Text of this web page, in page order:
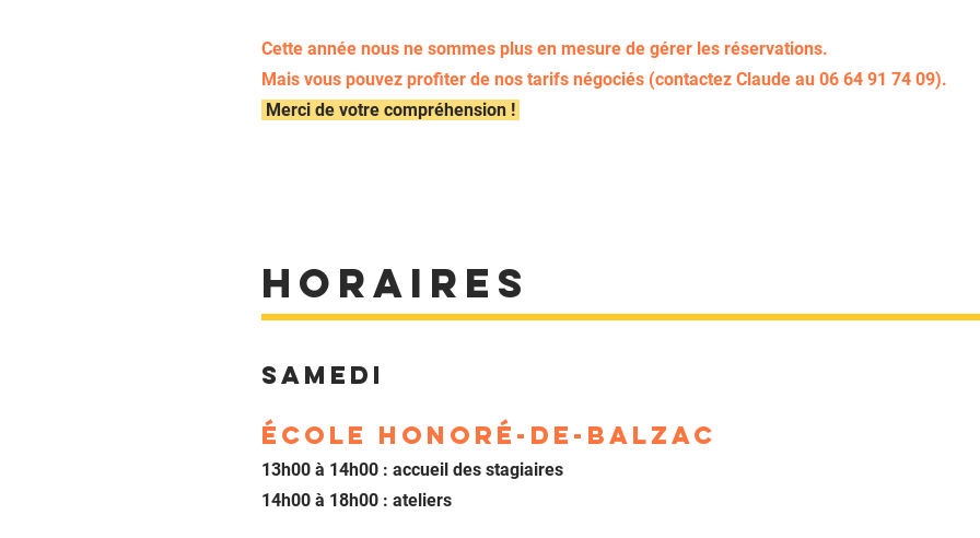
Cette année nous ne sommes plus en mesure de gérer les réservations.
Mais vous pouvez profiter de nos tarifs négociés (contactez Claude au 06 64 91 74 09).
Merci de votre compréhension !
horaires
Samedi
ÉCOLE HONORÉ-DE-BALZAC
13h00 à 14h00 : accueil des stagiaires
14h00 à 18h00 : ateliers